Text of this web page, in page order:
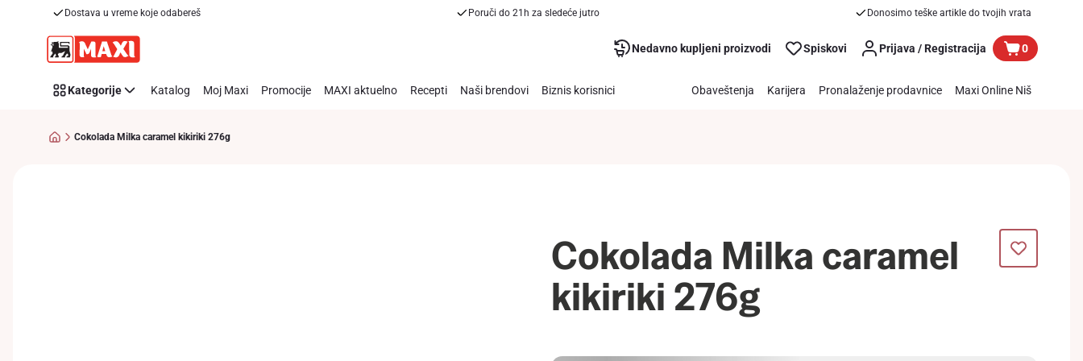
Dostava u vreme koje odabereš Poruči do 21h za sledeće jutro Donosimo teške artikle do tvojih vrata
Nedavno kupljeni proizvodi Spiskovi Prijava / Registracija 0
Kategorije Katalog Moj Maxi Promocije MAXI aktuelno Recepti Naši brendovi Biznis korisnici Obaveštenja Karijera Pronalaženje prodavnice Maxi Online Niš
Cokolada Milka caramel kikiriki 276g
Cokolada Milka caramel
kikiriki 276g